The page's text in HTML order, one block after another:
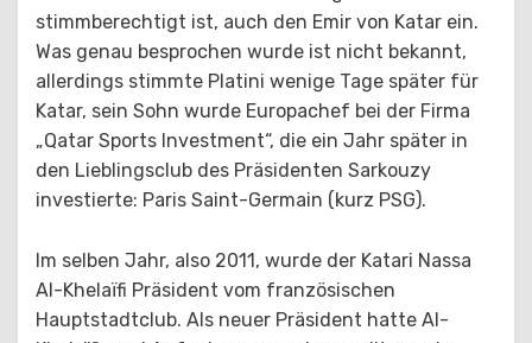
stimmberechtigt ist, auch den Emir von Katar ein.
Was genau besprochen wurde ist nicht bekannt,
allerdings stimmte Platini wenige Tage später für
Katar, sein Sohn wurde Europachef bei der Firma
„Qatar Sports Investment“, die ein Jahr später in
den Lieblingsclub des Präsidenten Sarkouzy
investierte: Paris Saint-Germain (kurz PSG).
Im selben Jahr, also 2011, wurde der Katari Nassa
Al-Khelaïfi Präsident vom französischen
Hauptstadtclub. Als neuer Präsident hatte Al-